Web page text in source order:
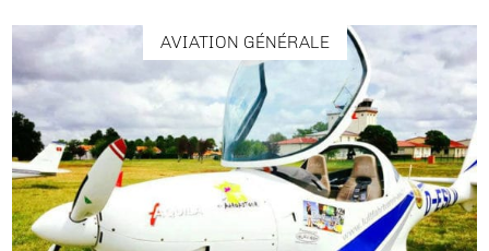
AVIATION GÉNÉRALE